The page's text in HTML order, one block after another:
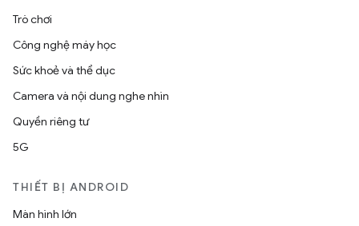
Trò chơi
Công nghệ máy học
Sức khoẻ và thể dục
Camera và nội dung nghe nhìn
Quyền riêng tư
5G
THIẾT BỊ ANDROID
Màn hình lớn